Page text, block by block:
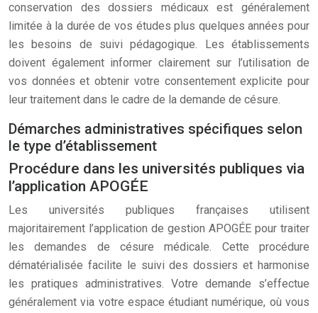
conservation des dossiers médicaux est généralement
limitée à la durée de vos études plus quelques années pour
les besoins de suivi pédagogique. Les établissements
doivent également informer clairement sur l’utilisation de
vos données et obtenir votre consentement explicite pour
leur traitement dans le cadre de la demande de césure.
Démarches administratives spécifiques selon
le type d’établissement
Procédure dans les universités publiques via
l’application APOGÉE
Les universités publiques françaises utilisent
majoritairement l’application de gestion APOGÉE pour traiter
les demandes de césure médicale. Cette procédure
dématérialisée facilite le suivi des dossiers et harmonise
les pratiques administratives. Votre demande s’effectue
généralement via votre espace étudiant numérique, où vous